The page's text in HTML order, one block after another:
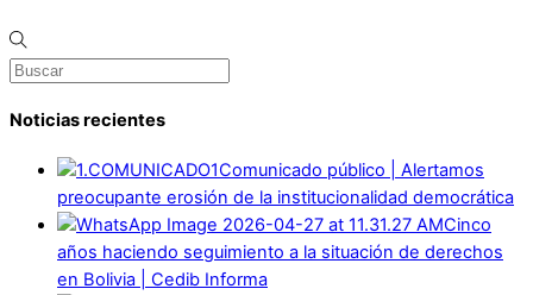
Noticias recientes
Comunicado público | Alertamos
preocupante erosión de la institucionalidad democrática
Cinco
años haciendo seguimiento a la situación de derechos
en Bolivia | Cedib Informa